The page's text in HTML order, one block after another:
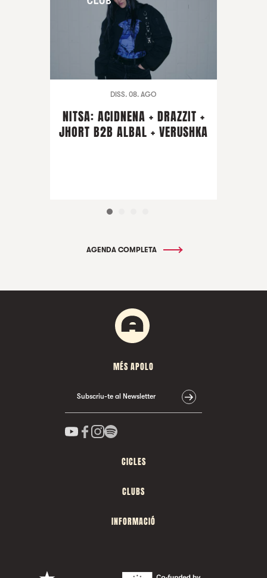
DISS. 08. AGO
NITSA: ACIDNENA + DRAZZIT +
JHORT B2B ALBAL + VERUSHKA
AGENDA COMPLETA
MÉS APOLO
Subscriu-te al Newsletter
CICLES
CLUBS
INFORMACIÓ